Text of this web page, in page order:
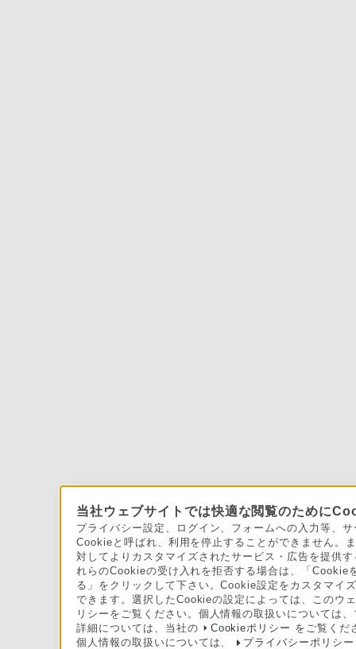
当社ウェブサイトでは快適な閲覧のために
プライバシー設定、ログイン、フォームへの入力等、
Cookieと呼ばれ、利用を停止することができません。
対してよりカスタマイズされたサービス・広告を提供
れらのCookieの受け入れを拒否する場合は、「Cookie
る」をクリックして下さい。Cookie設定をカスタマイ
できます。選択したCookieの設定によっては、このウ
リシーをご覧ください。個人情報の取扱いについては
詳細については、当社の
Cookieポリシー をご覧くだ
個人情報の取扱いについては、
プライバシーポリシー